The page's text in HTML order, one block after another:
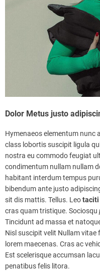
Dolor Metus justo
Hymenaeos elementum nunc
class lobortis suscipit ligula
nostra eu commodo feugiat
condimentum nullam nullam
habitant interdum tempus
bibendum ante justo
sit dis mattis. Tellus. Leotaciti
cras quam tristique. Sociosqu
Tincidunt ad massa et
Nisl suscipit velit Nullam
lorem maecenas. Cras ac
Est scelerisque accumsan
penatibus felis litora.